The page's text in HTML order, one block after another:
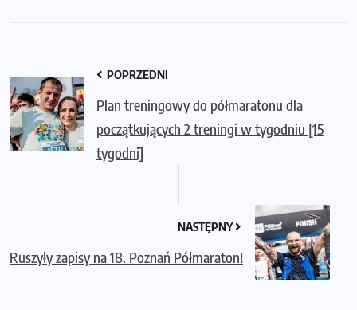
POPRZEDNI
Plan treningowy do półmaratonu dla
początkujących 2 treningi w tygodniu [15
tygodni]
NASTĘPNY
Ruszyły zapisy na 18. Poznań Półmaraton!